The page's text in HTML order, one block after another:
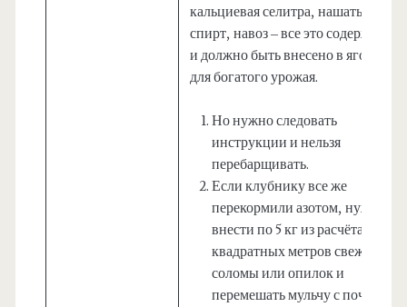
кальциевая селитра, нашатырный
спирт, навоз – все это содержит
и должно быть внесено в ягодник
для богатого урожая.
Но нужно следовать
инструкции и нельзя
перебарщивать.
Если клубнику все же
перекормили азотом, нужно
внести по 5 кг из расчёта на 10
квадратных метров свежей
соломы или опилок и
перемешать мульчу с почвой.